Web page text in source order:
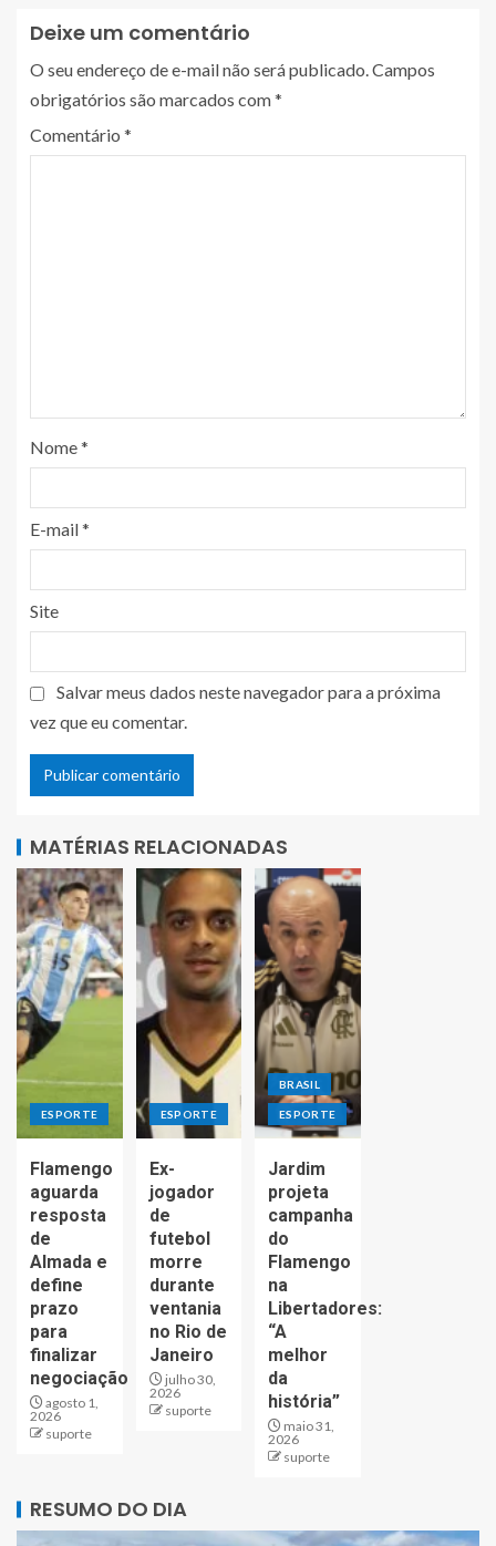
Deixe um comentário
O seu endereço de e-mail não será publicado.Campos
obrigatórios são marcados com*
Comentário *
Nome*
E-mail*
Site
Salvar meus dados neste navegador para a próxima
vez que eu comentar.
MATÉRIAS RELACIONADAS
ESPORTE
Flamengo
aguarda
resposta
de
Almada e
define
prazo
para
finalizar
negociação
agosto 1,
2026
suporte
ESPORTE
Ex-
jogador
de
futebol
morre
durante
ventania
no Rio de
Janeiro
julho 30,
2026
suporte
BRASIL
ESPORTE
Jardim
projeta
campanha
do
Flamengo
na
Libertadores:
“A
melhor
da
história”
maio 31,
2026
suporte
RESUMO DO DIA